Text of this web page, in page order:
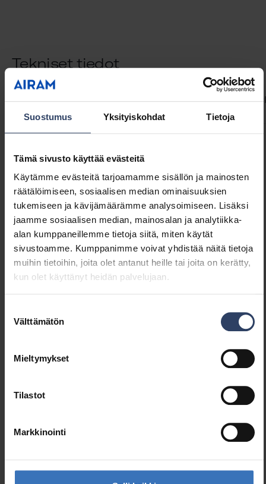
Suostumus Yksityiskohdat Tietoja
Tämä sivusto käyttää evästeitä
Käytämme evästeitä tarjoamamme sisällön ja mainosten
räätälöimiseen, sosiaalisen median ominaisuuksien
tukemiseen ja kävijämäärämme analysoimiseen. Lisäksi
jaamme sosiaalisen median, mainosalan ja analytiikka-
alan kumppaneillemme tietoja siitä, miten käytät
sivustoamme. Kumppanimme voivat yhdistää näitä tietoja
muihin tietoihin, joita olet antanut heille tai joita on kerätty,
kun olet käyttänyt heidän palvelujaan.
valinta
Välttämätön
Mieltymykset
Tilastot
Markkinointi
Tekniset tiedot
Tarvikkeen/varaosan tyyppi
Asennussarja
Lisätarvike
Kyllä
Varaosa
Ei
Läpinäkyvä
Ei
Väri
Ruostumaton teräs
Materiaali
Teräs
Pituus (mm)